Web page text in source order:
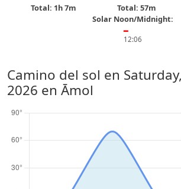
Total: 1h 7m Total: 57m
Solar Noon/Midnight:
━
12:06
Camino del sol en
2026 en Āmol